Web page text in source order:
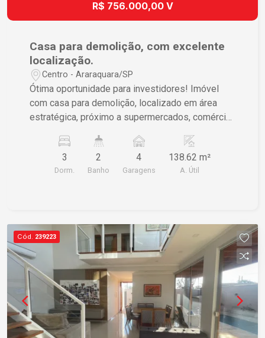
R$ 756.000,00 V
Casa para demolição, com excelente
localização.
Centro - Araraquara/SP
Ótima oportunidade para investidores! Imóvel
com casa para demolição, localizado em área
estratégica, próximo a supermercados, comércio
oferecendo praticidade e fácil acesso a diversos
serviços. - Excelente localização -Região com
grande potencial de valorização -Próximo a
comercial. Entre em contato para mais
informações e agende uma visita!
3
Dorm.
2
Banho
4
Garagens
138.62 m²
A. Útil
Cód. 239223